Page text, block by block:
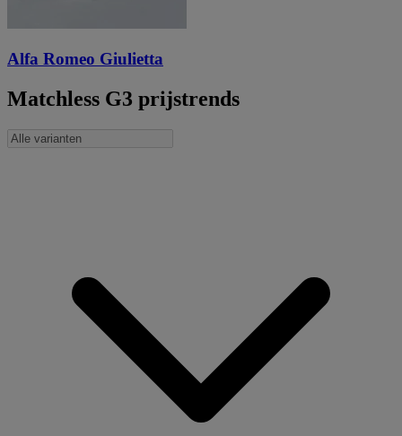
Alfa Romeo Giulietta
Matchless G3 prijstrends